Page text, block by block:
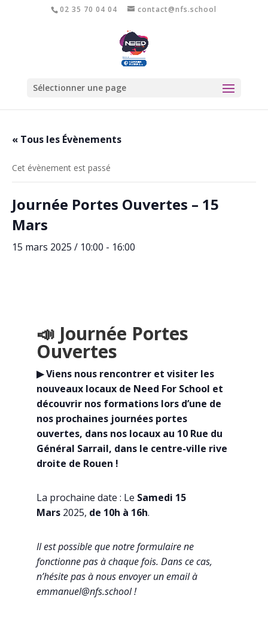
02 35 70 04 04 contact@nfs.school
Sélectionner une page
« Tous les Évènements
Cet évènement est passé
Journée Portes Ouvertes – 15
Mars
15 mars 2025 / 10:00 - 16:00
📣 Journée Portes
Ouvertes
▶ Viens nous rencontrer et visiter les
nouveaux locaux de Need For School et
découvrir nos formations lors d’une de
nos prochaines journées portes
ouvertes, dans nos locaux au 10 Rue du
Général Sarrail, dans le centre-ville rive
droite de Rouen !
La prochaine date : Le Samedi 15
Mars2025, de 10h à 16h.
Il est possible que notre formulaire ne
fonctionne pas à chaque fois. Dans ce cas,
n’hésite pas à nous envoyer un email à
emmanuel@nfs.school !